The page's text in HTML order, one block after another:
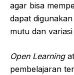
agar bisa
dapat
mutu dan
Open Learning
pembelajaran